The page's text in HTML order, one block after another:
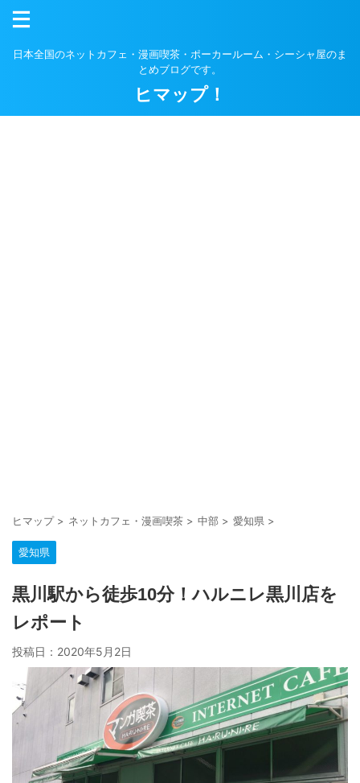
日本全国のネットカフェ・漫画喫茶・ポーカールーム・シーシャ屋のま
とめブログです。
ヒマップ！
ヒマップ> ネットカフェ・漫画喫茶 > 中部 > 愛知県 >
愛知県
黒川駅から徒歩10分！ハルニレ黒川店を
レポート
投稿日： 2020年5月2日